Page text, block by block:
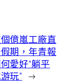
億嵐工廠直
期，年青報
愛好“躺平
玩” →